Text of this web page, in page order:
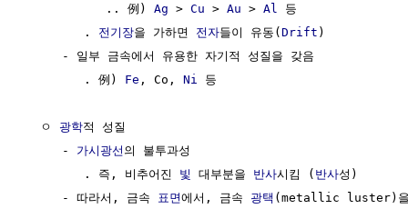
           .. 例)
Ag > Cu > Au > Al
등
        .
전기장을 가하면 전자들이 유동(Drift )
     - 일부 금속에서 유용한 자기적 성질을 갖음
        . 例)
Fe , Co, Ni 등
  ㅇ
광학적 성질
     -
가시광선 의 불투과성
        . 즉, 비추어진
빛 대부분을 반사시킴 ( 반사성)
     - 따라서, 금속
표면에서, 금속 광택 (metallic luster)을